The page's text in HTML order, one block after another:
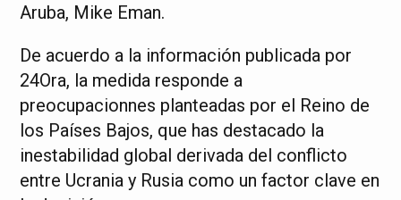
Aruba, Mike Eman.
De acuerdo a la información publicada por
24Ora, la medida responde a
preocupacionnes planteadas por el Reino de
los Países Bajos, que has destacado la
inestabilidad global derivada del conflicto
entre Ucrania y Rusia como un factor clave en